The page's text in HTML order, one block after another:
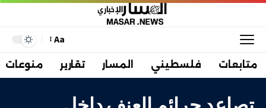
Aa
متابعات فلسطيني المسار تقارير منوعات